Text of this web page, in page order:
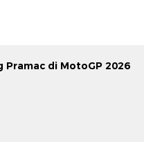
Pramac di MotoGP 2026